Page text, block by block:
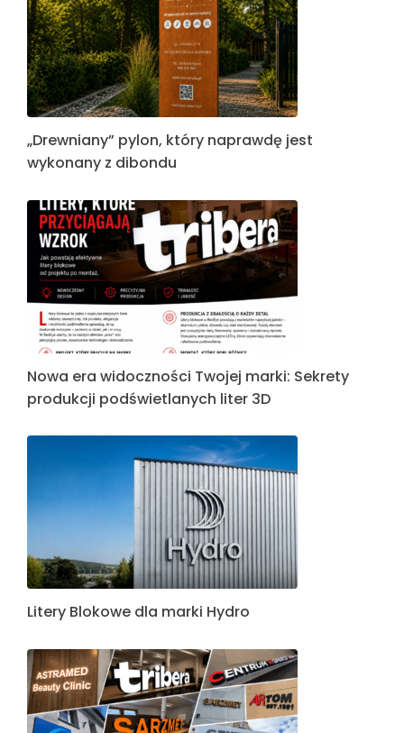
„Drewniany” pylon, który naprawdę jest
wykonany z dibondu
Nowa era widoczności Twojej marki: Sekrety
produkcji podświetlanych liter 3D
Litery Blokowe dla marki Hydro